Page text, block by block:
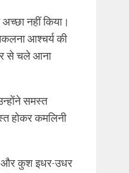
नहीं किया।
आश्चर्य की
से चले आना
समस्त
होकर कमलिनी
और कुश इधर-उधर